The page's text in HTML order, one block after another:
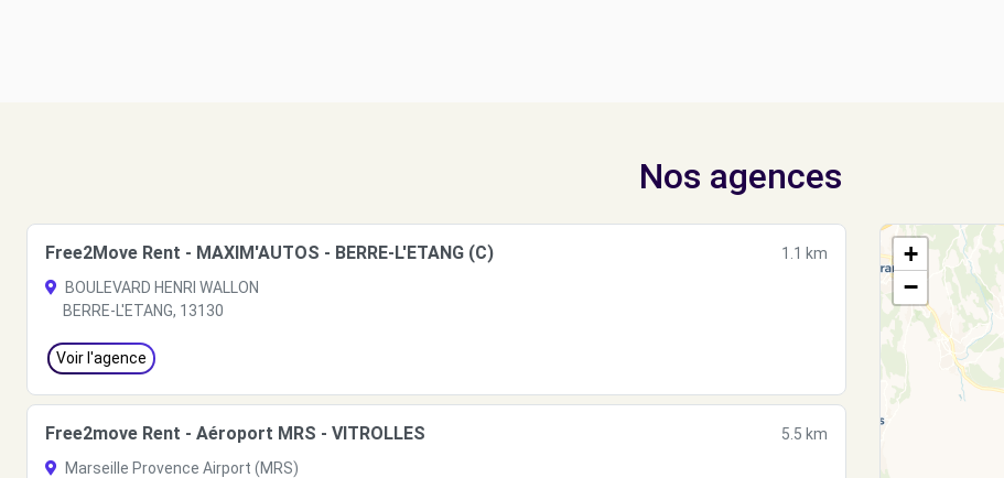
Nos agences
Free2Move Rent - MAXIM'AUTOS - BERRE-L'ETANG (C)
1.1 km
BOULEVARD HENRI WALLON
BERRE-L'ETANG, 13130
Voir l'agence
Free2move Rent - Aéroport MRS - VITROLLES
5.5 km
Marseille Provence Airport (MRS)
+
−